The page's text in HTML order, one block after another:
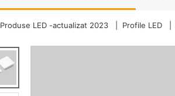
Produse LED -actualizat 2023 Profile LED